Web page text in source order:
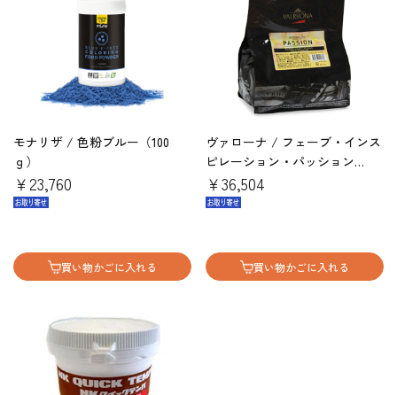
モナリザ / 色粉ブルー（100
ｇ）
￥23,760
買い物かごに入れる
ヴァローナ / フェーブ・インス
ピレーション・パッション
（3kg ）
￥36,504
買い物かごに入れる